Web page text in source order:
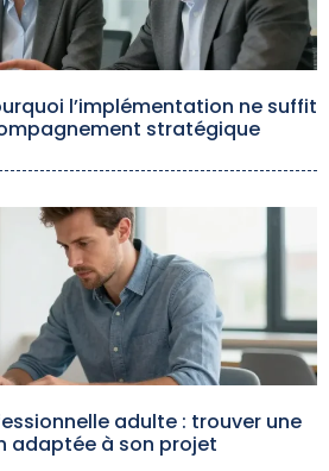
l’implémentation ne suffit
stratégique
adulte : trouver une
adaptée à son projet